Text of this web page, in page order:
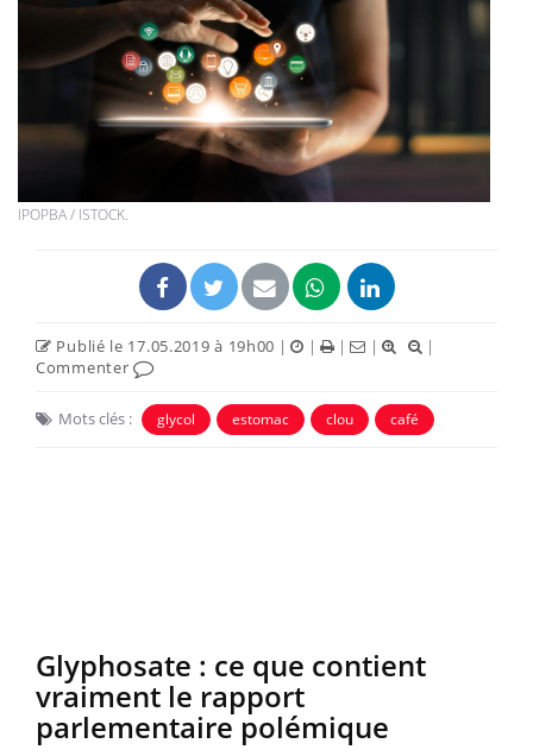
IPOPBA / ISTOCK.
Publié le 17.05.2019 à 19h00 | | | |
|
Commenter
Mots clés : glycol estomac clou café
Glyphosate : ce que contient
vraiment le rapport
parlementaire polémique